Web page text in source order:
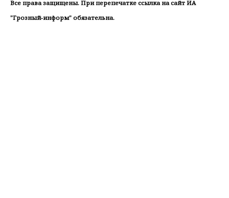
Все права защищены. При перепечатке ссылка на сайт ИА
"Грозный-информ" обязательна.